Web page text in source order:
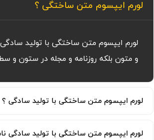
لورم ایپسوم متن ساختگی ؟
لورم ایپسوم متن ساختگی با تولید
و متون بلکه روزنامه و مجله در ستون و
لورم ایپسوم متن ساختگی با تولید سادگی ؟
لورم ایپسوم متن ساختگی با تولید سادگی